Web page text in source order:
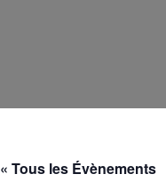
« Tous les Évènements